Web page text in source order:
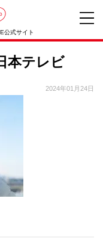
公式サイト
本テレビ
2024年01月24日